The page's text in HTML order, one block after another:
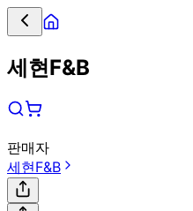
세현F&B
판매자
세현F&B